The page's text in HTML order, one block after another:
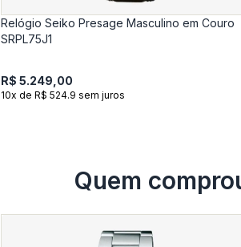
Relógio Seiko Presage Masculino em Couro
SRPL75J1
R$ 5.249,00
10x de R$ 524.9 sem juros
Quem